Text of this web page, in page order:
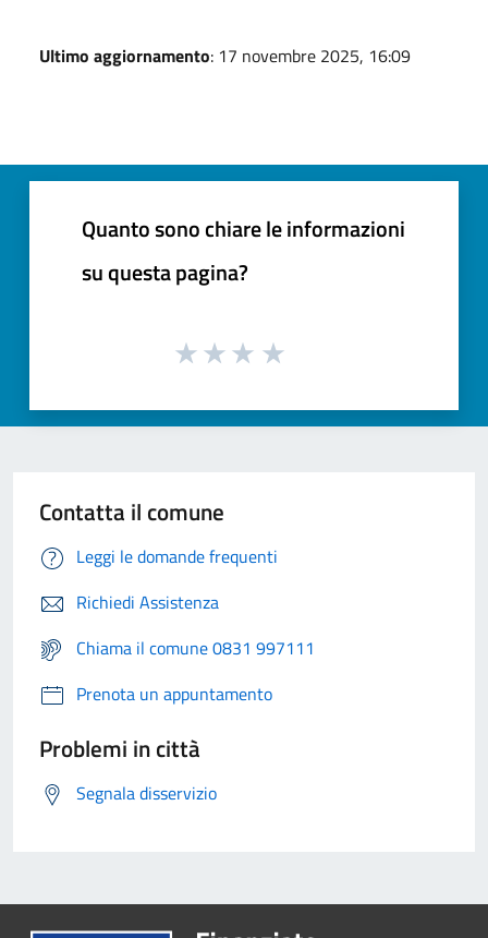
Ultimo aggiornamento: 17 novembre 2025, 16:09
Quanto sono chiare le informazioni
su questa pagina?
Contatta il comune
Leggi le domande frequenti
Richiedi Assistenza
Chiama il comune 0831 997111
Prenota un appuntamento
Problemi in città
Segnala disservizio